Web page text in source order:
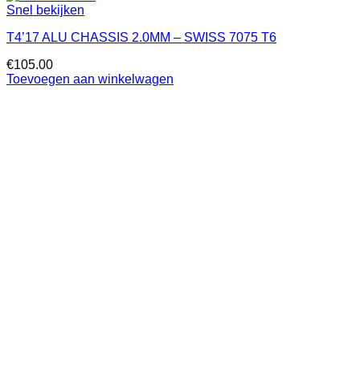
Snel bekijken
T4’17 ALU CHASSIS 2.0MM – SWISS 7075 T6
€105.00
Toevoegen aan winkelwagen